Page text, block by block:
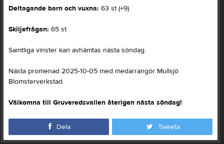
Deltagande barn och vuxna: 63 st (+9)
Skiljefrågan: 65 st
Samtliga vinster kan avhämtas nästa söndag.
Nästa promenad 2025-10-05 med medarrangör Mullsjö
Blomsterverkstad.
Välkomna till Gruveredsvallen återigen nästa söndag!
Dela Tweeta